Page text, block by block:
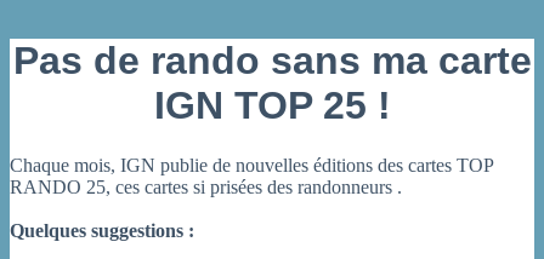
Pas de rando sans ma carte
IGN TOP 25 !
Chaque mois, IGN publie de nouvelles éditions des cartes TOP
RANDO 25, ces cartes si prisées des randonneurs .
Quelques suggestions :